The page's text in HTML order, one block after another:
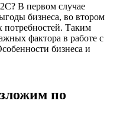
В первом случае
бизнеса, во втором
потребностей. Таким
фактора в работе с
бизнеса и
по